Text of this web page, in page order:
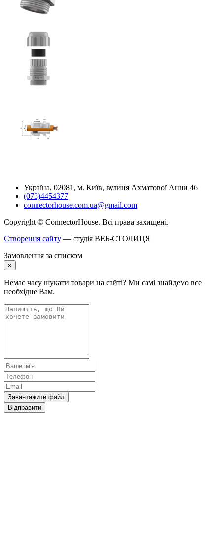
Україна, 02081, м. Київ, вулиця Ахматової Анни 46
(073)4454377
connectorhouse.com.ua@gmail.com
Copyright © ConnectorHouse. Всі права захищені.
Створення сайту — студія ВЕБ-СТОЛИЦЯ
Замовлення за списком
×
Немає часу шукати товари на сайті? Ми самі знайдемо все
необхідне Вам.
Завантажити файл